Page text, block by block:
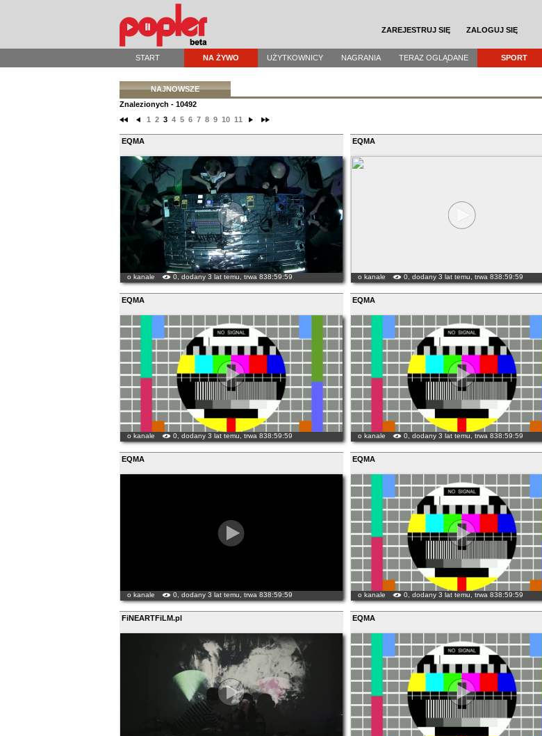
ZAREJESTRUJ SIĘ ZALOGUJ SIĘ
START NA ŻYWO UŻYTKOWNICY NAGRANIA TERAZ OGLĄDANE SPORT
NAJNOWSZE
Znalezionych - 10492
1 2 3 4 5 6 7 8 9 10 11
EQMA
o kanale 0, dodany 3 lat temu, trwa 838:59:59
EQMA
o kanale 0, dodany 3 lat temu, trwa 838:59:59
EQMA
o kanale 0, dodany 3 lat temu, trwa 838:59:59
EQMA
o kanale 0, dodany 3 lat temu, trwa 838:59:59
EQMA
o kanale 0, dodany 3 lat temu, trwa 838:59:59
EQMA
o kanale 0, dodany 3 lat temu, trwa 838:59:59
FiNEARTFiLM.pl EQMA